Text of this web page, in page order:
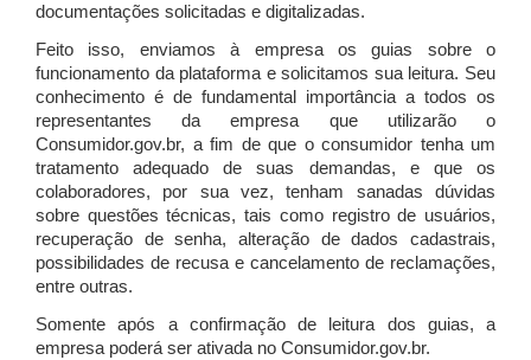
documentações solicitadas e digitalizadas.
Feito isso, enviamos à empresa os guias sobre o
funcionamento da plataforma e solicitamos sua leitura. Seu
conhecimento é de fundamental importância a todos os
representantes da empresa que utilizarão o
Consumidor.gov.br, a fim de que o consumidor tenha um
tratamento adequado de suas demandas, e que os
colaboradores, por sua vez, tenham sanadas dúvidas
sobre questões técnicas, tais como registro de usuários,
recuperação de senha, alteração de dados cadastrais,
possibilidades de recusa e cancelamento de reclamações,
entre outras.
Somente após a confirmação de leitura dos guias, a
empresa poderá ser ativada no Consumidor.gov.br.